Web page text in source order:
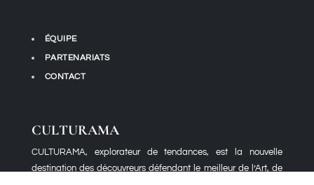
ÉQUIPE
PARTENARIATS
CONTACT
CULTURAMA
CULTURAMA, explorateur de tendances, est la nouvelle
destination des découvreurs défendant le meilleur de l’Art, de